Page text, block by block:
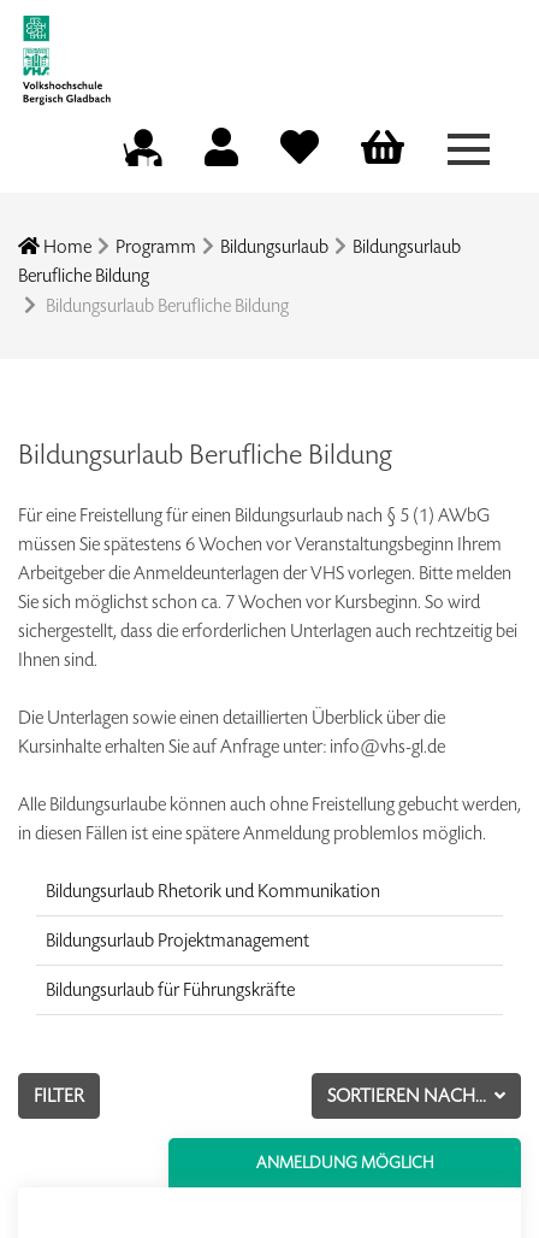
Menü
Home Programm Bildungsurlaub
Bildungsurlaub
Berufliche Bildung
Bildungsurlaub Berufliche Bildung
Bildungsurlaub Berufliche Bildung
Für eine Freistellung für einen Bildungsurlaub nach § 5 (1) AWbG
müssen Sie spätestens 6 Wochen vor Veranstaltungsbeginn Ihrem
Arbeitgeber die Anmeldeunterlagen der VHS vorlegen. Bitte melden
Sie sich möglichst schon ca. 7 Wochen vor Kursbeginn. So wird
sichergestellt, dass die erforderlichen Unterlagen auch rechtzeitig bei
Ihnen sind.
Die Unterlagen sowie einen detaillierten Überblick über die
Kursinhalte erhalten Sie auf Anfrage unter: info@vhs-gl.de
Alle Bildungsurlaube können auch ohne Freistellung gebucht werden,
in diesen Fällen ist eine spätere Anmeldung problemlos möglich.
Bildungsurlaub Rhetorik und Kommunikation
Bildungsurlaub Projektmanagement
Bildungsurlaub für Führungskräfte
SORTIEREN NACH...
FILTER
ANMELDUNG MÖGLICH